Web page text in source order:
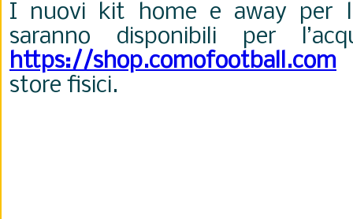
I nuovi kit home e away per
saranno disponibili per
https://shop.comofootball.com
store fisici.